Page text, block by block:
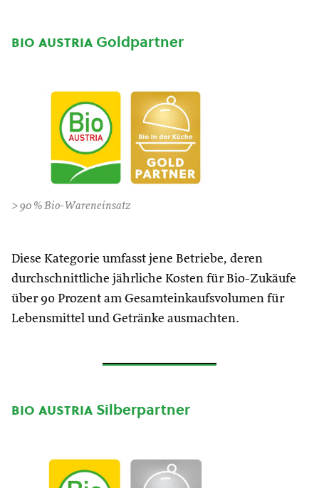
bio austria Goldpartner
> 90 % Bio-Wareneinsatz
Diese Kategorie umfasst jene Betriebe, deren
durchschnittliche jährliche Kosten für Bio-Zukäufe
über 90 Prozent am Gesamteinkaufsvolumen für
Lebensmittel und Getränke ausmachten.
bio austria Silberpartner